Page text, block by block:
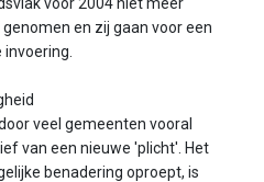
en zij gaan voor een
veel gemeenten vooral
van een nieuwe 'plicht'. Het
benadering oproept, is